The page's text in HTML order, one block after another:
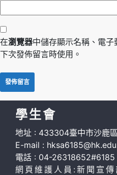
在瀏覽器中儲存顯示名稱、電
下次發佈留言時使用。
學生會
地址 : 433304臺中市沙鹿
E-mail :
電話 : 04-26318652#6185
網頁維護人員:新聞宣